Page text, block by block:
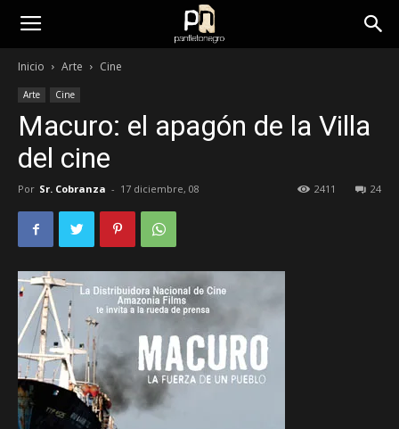
panfletonegro
Inicio Arte Cine
Arte Cine
Macuro: el apagón de la Villa
del cine
Por Sr. Cobranza - 17 diciembre, 08 24
2411